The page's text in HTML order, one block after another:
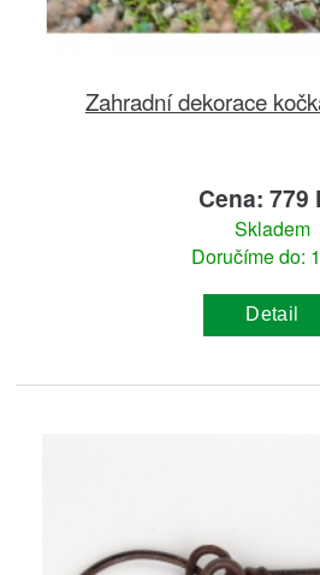
Zahradní dekorace
Cena: 779
Skladem
Doručíme do:
Detail